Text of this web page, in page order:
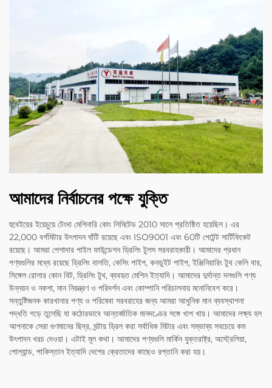
আমাদের নির্বাচনের পক্ষে যুক্তি
হুবেইয়ের ইয়েচুয়ে টেংদা মেশিনারি কোং লিমিটেড 2010 সালে প্রতিষ্ঠিত হয়েছিল। এর
22,000 বর্গমিটার উৎপাদন ঘাঁটি রয়েছে এবং ISO9001 এবং 60টি পেটেন্ট সার্টিফিকেট
রয়েছে। আমরা পেশাদার পাইল ফাউন্ডেশন ড্রিলিং টুলস সরবরাহকারী। আমাদের প্রধান
পণ্যগুলির মধ্যে রয়েছে ড্রিলিং বালতি, কেসিং পাইপ, কনডুইট পাইপ, ইঞ্জিনিয়ারিং টুথ কেলি বার,
সিঙ্গেল রোলার কোন বিট, ড্রিলিং টুথ, ব্যবহৃত মেশিন ইত্যাদি। আমাদের দুর্দান্ত দলগুলি পণ্য
উন্নয়ন ও নকশা, মান নিয়ন্ত্রণ ও পরিদর্শন এবং কোম্পানি পরিচালনায় মনোনিবেশ করে।
সন্তুষ্টিজনক কারখানার পণ্য ও পরিষেবা সরবরাহের জন্য আমরা আধুনিক মান ব্যবস্থাপনা
পদ্ধতি গড়ে তুলেছি যা কঠোরভাবে আন্তর্জাতিক মানদণ্ডের সঙ্গে খাপ খায়। আমাদের লক্ষ্য হল
আপনাকে সেরা গুণমানের ছিদ্র, ঘন্টায় ড্রিল করা সর্বাধিক মিটার এবং সম্ভাব্য সবচেয়ে কম
উৎপাদন খরচ দেওয়া। এটাই মূল কথা। আমাদের পণ্যগুলি মার্কিন যুক্তরাষ্ট্র, অস্ট্রেলিয়া,
পোল্যান্ড, পাকিস্তান ইত্যাদি দেশের ক্রেতাদের কাছেও রপ্তানি করা হয়।